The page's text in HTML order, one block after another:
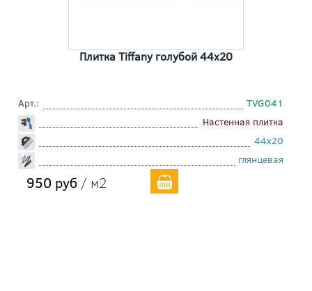
Плитка Tiffany голубой 44x20
Арт.:
TVG041
Настенная плитка
44x20
глянцевая
950 руб / м2